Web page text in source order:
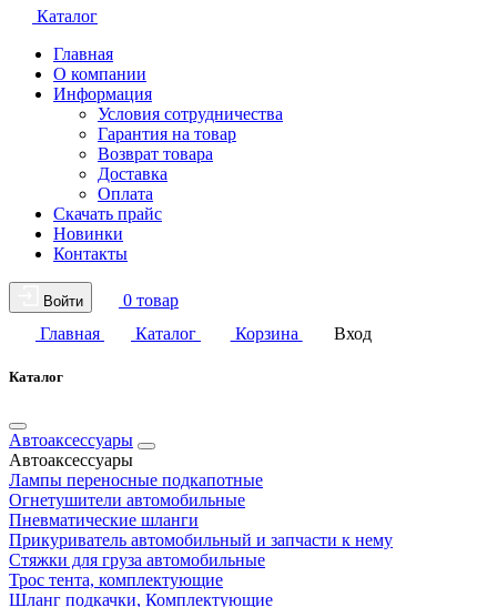
Каталог
Главная
О компании
Информация
Условия сотрудничества
Гарантия на товар
Возврат товара
Доставка
Оплата
Скачать прайс
Новинки
Контакты
Войти
0 товар
Главная
Каталог Корзина Вход
Каталог
Автоаксессуары
Автоаксессуары
Лампы переносные подкапотные
Огнетушители автомобильные
Пневматические шланги
Прикуриватель автомобильный и запчасти к нему
Стяжки для груза автомобильные
Трос тента, комплектующие
Шланг подкачки, Комплектующие